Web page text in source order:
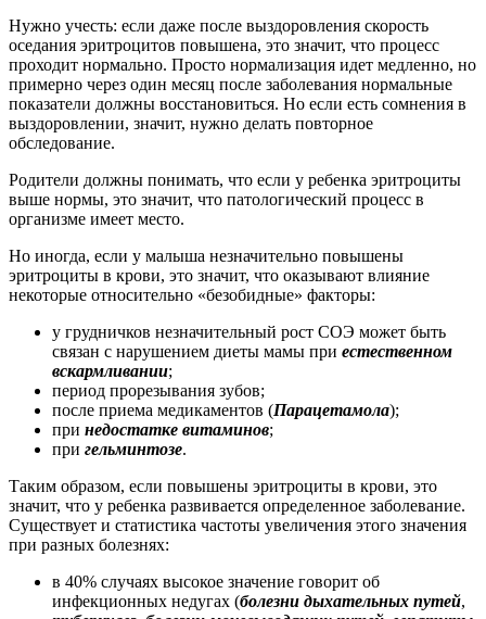
Нужно учесть: если даже после выздоровления скорость
оседания эритроцитов повышена, это значит, что процесс
проходит нормально. Просто нормализация идет медленно, но
примерно через один месяц после заболевания нормальные
показатели должны восстановиться. Но если есть сомнения в
выздоровлении, значит, нужно делать повторное
обследование.
Родители должны понимать, что если у ребенка эритроциты
выше нормы, это значит, что патологический процесс в
организме имеет место.
Но иногда, если у малыша незначительно повышены
эритроциты в крови, это значит, что оказывают влияние
некоторые относительно «безобидные» факторы:
у грудничков незначительный рост СОЭ может быть
связан с нарушением диеты мамы при естественном
вскармливании;
период прорезывания зубов;
после приема медикаментов (Парацетамола);
при недостатке витаминов;
при гельминтозе.
Таким образом, если повышены эритроциты в крови, это
значит, что у ребенка развивается определенное заболевание.
Существует и статистика частоты увеличения этого значения
при разных болезнях:
в 40% случаях высокое значение говорит об
инфекционных недугах (болезни дыхательных путей,